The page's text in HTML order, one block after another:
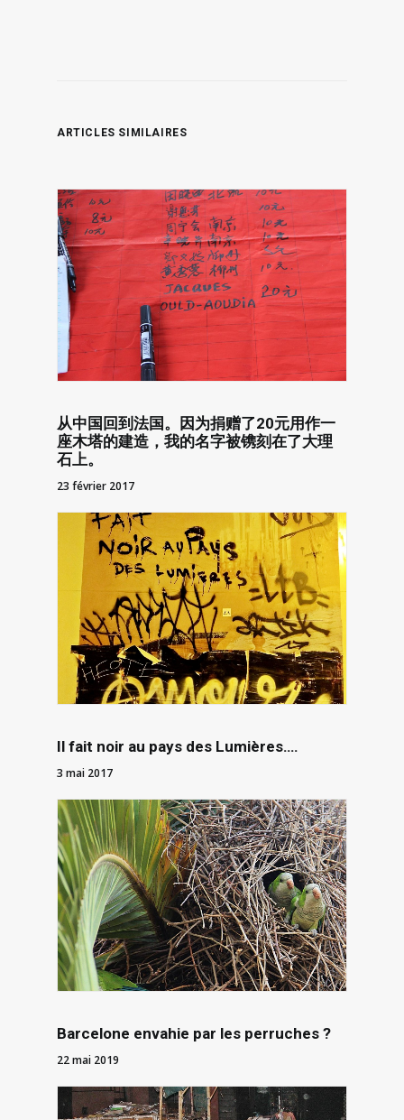
ARTICLES SIMILAIRES
从中国回到法国。因为捐赠了20元用作一
座木塔的建造，我的名字被镌刻在了大理
石上。
23 février 2017
Il fait noir au pays des Lumières….
3 mai 2017
Barcelone envahie par les perruches ?
22 mai 2019